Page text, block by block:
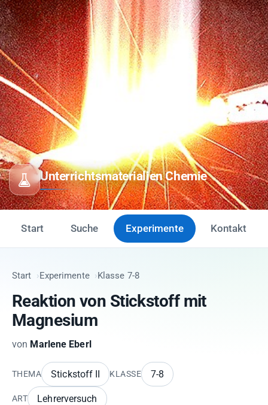
Unterrichtsmaterialien Chemie
Start Suche Experimente Kontakt
Start Experimente Klasse 7-8
Reaktion von Stickstoff mit
Magnesium
von Marlene Eberl
THEMA Stickstoff II KLASSE 7-8
ART Lehrerversuch